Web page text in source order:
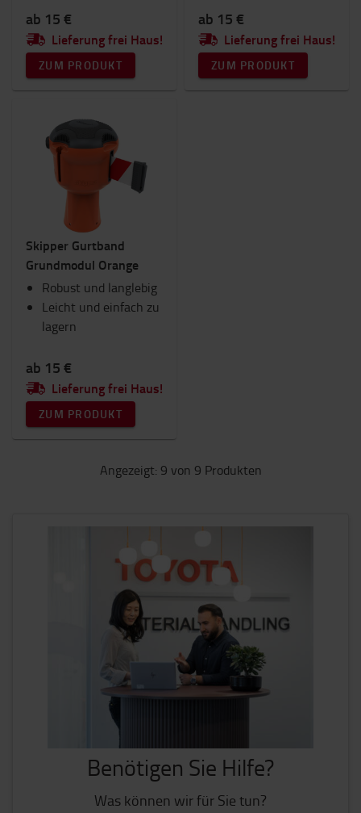
ab 15 €
Lieferung frei Haus!
ZUM PRODUKT
ab 15 €
Lieferung frei Haus!
ZUM PRODUKT
Skipper Gurtband
Grundmodul Orange
Robust und langlebig
Leicht und einfach zu
lagern
ab 15 €
Lieferung frei Haus!
ZUM PRODUKT
Angezeigt: 9 von 9 Produkten
Benötigen Sie Hilfe?
Was können wir für Sie tun?